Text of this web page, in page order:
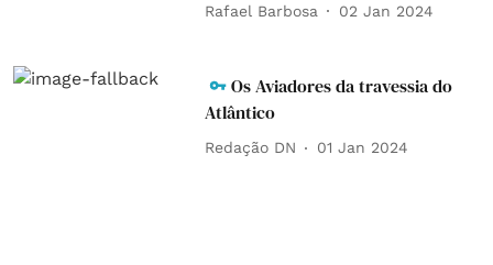
Rafael Barbosa 02 Jan 2024
Os Aviadores da travessia do
Atlântico
Redação DN 01 Jan 2024